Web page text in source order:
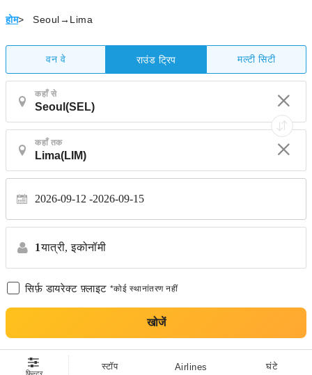
होम> Seoul→Lima
वन वे राउंड ट्रिप मल्टी सिटी
कहाँ से
कहाँ तक
2026-09-12 2026-09-15
1यात्री, इकोनॉमी
सिर्फ़ डायरेक्ट फ़्लाइट *कोई स्थानांतरण नहीं
खोजें
फ़िल्टर
स्टॉप Airlines घंटे